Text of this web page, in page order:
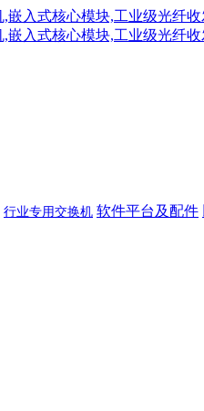
行业专用交换机 软件平台及配件